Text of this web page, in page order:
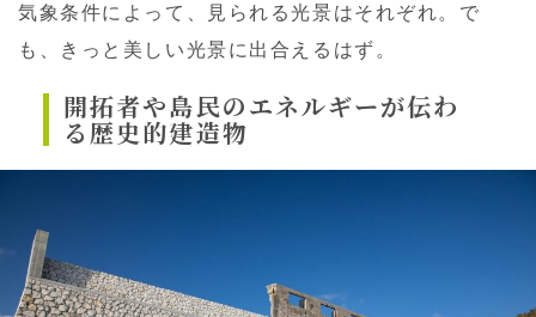
気象条件によって、見られる光景はそれぞれ。で
も、きっと美しい光景に出合えるはず。
開拓者や島民のエネルギーが伝わ
る歴史的建造物